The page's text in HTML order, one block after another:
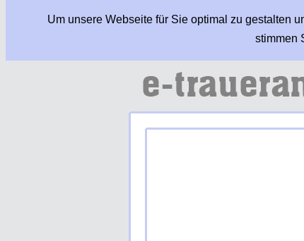
Um unsere Webseite für Sie optimal zu gestalten
stimmen